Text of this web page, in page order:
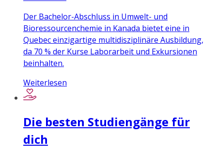
Der Bachelor-Abschluss in Umwelt- und
Bioressourcenchemie in Kanada bietet eine in
Quebec einzigartige multidisziplinäre Ausbildung,
da 70 % der Kurse Laborarbeit und Exkursionen
beinhalten.
Weiterlesen
Die besten Studiengänge für
dich